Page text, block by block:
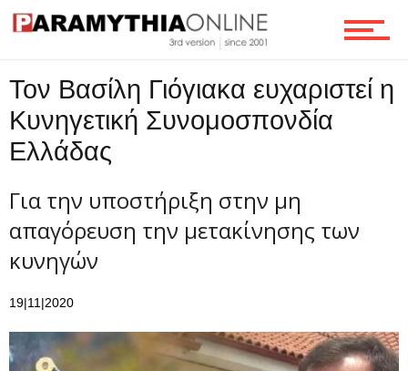
Επικοινωνία
Τον Βασίλη Γιόγιακα ευχαριστεί η
Κυνηγετική Συνομοσπονδία
Ελλάδας
Για την υποστήριξη στην μη
απαγόρευση την μετακίνησης των
κυνηγών
19|11|2020